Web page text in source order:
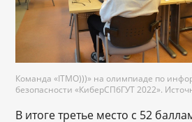
Команда «ITMO)))» на олимпиаде по
безопасности «КиберСПбГУТ 2022».
В итоге третье место с 52